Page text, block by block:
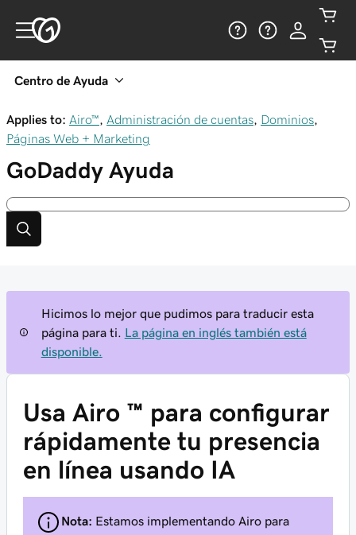
Centro de Ayuda
Applies to: Airo™ Administración de cuentas Dominios
Páginas Web + Marketing
GoDaddy Ayuda
Hicimos lo mejor que pudimos para traducir esta
página para ti.
La página en inglés también está
disponible.
Usa Airo ™ para configurar
rápidamente tu presencia
en línea usando IA
Nota: Estamos implementando Airo para